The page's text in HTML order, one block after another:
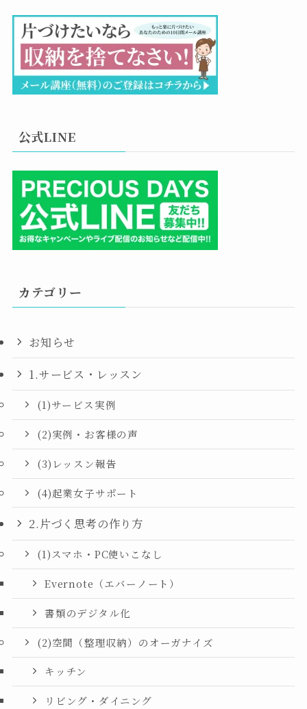
公式LINE
カテゴリー
お知らせ
1.サービス・レッスン
(1)サービス実例
(2)実例・お客様の声
(3)レッスン報告
(4)起業女子サポート
2.片づく思考の作り方
(1)スマホ・PC使いこなし
Evernote（エバーノート）
書類のデジタル化
(2)空間（整理収納）のオーガナイズ
キッチン
リビング・ダイニング